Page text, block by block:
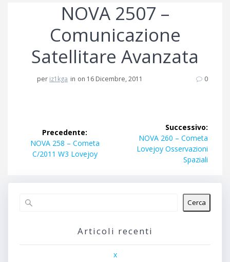
NOVA 2507 –
Comunicazione
Satellitare Avanzata
per iz1kga in on 16 Dicembre, 2011 0
articoliPrecedente:
Articolo
precedente:
NOVA 258 – Cometa
C/2011 W3 Lovejoy
Successivo:
Articolo
successivo:
NOVA 260 – Cometa
Lovejoy Osservazioni
Spaziali
Cerca
Articoli recenti
x